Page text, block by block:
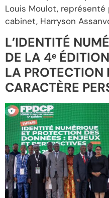
Louis Moulot,
cabinet, Harryson
L’IDENTITÉ
DE LA 4ᵉ
LA PROTECTION
CARACTÈRE